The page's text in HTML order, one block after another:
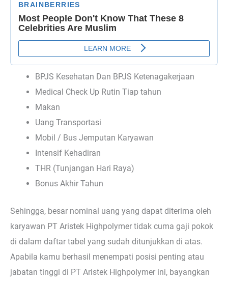
BPJS Kesehatan Dan BPJS Ketenagakerjaan
Medical Check Up Rutin Tiap tahun
Makan
Uang Transportasi
Mobil / Bus Jemputan Karyawan
Intensif Kehadiran
THR (Tunjangan Hari Raya)
Bonus Akhir Tahun
Sehingga, besar nominal uang yang dapat diterima oleh
karyawan PT Aristek Highpolymer tidak cuma gaji pokok
di dalam daftar tabel yang sudah ditunjukkan di atas.
Apabila kamu berhasil menempati posisi penting atau
jabatan tinggi di PT Aristek Highpolymer ini, bayangkan